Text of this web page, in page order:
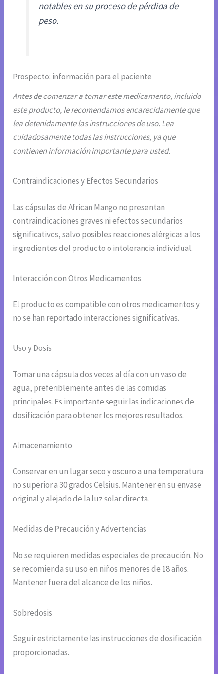
notables en su proceso de pérdida de
peso.
Prospecto: información para el paciente
Antes de comenzar a tomar este medicamento, incluido
este producto, le recomendamos encarecidamente que
lea detenidamente las instrucciones de uso. Lea
cuidadosamente todas las instrucciones, ya que
contienen información importante para usted.
Contraindicaciones y Efectos Secundarios
Las cápsulas de African Mango no presentan
contraindicaciones graves ni efectos secundarios
significativos, salvo posibles reacciones alérgicas a los
ingredientes del producto o intolerancia individual.
Interacción con Otros Medicamentos
El producto es compatible con otros medicamentos y
no se han reportado interacciones significativas.
Uso y Dosis
Tomar una cápsula dos veces al día con un vaso de
agua, preferiblemente antes de las comidas
principales. Es importante seguir las indicaciones de
dosificación para obtener los mejores resultados.
Almacenamiento
Conservar en un lugar seco y oscuro a una temperatura
no superior a 30 grados Celsius. Mantener en su envase
original y alejado de la luz solar directa.
Medidas de Precaución y Advertencias
No se requieren medidas especiales de precaución. No
se recomienda su uso en niños menores de 18 años.
Mantener fuera del alcance de los niños.
Sobredosis
Seguir estrictamente las instrucciones de dosificación
proporcionadas.